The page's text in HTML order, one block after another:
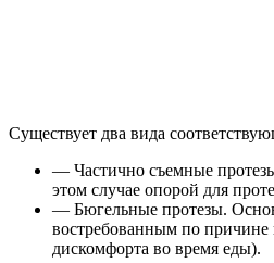
Существует два вида
— Частично съемные
этом случае опорой для
— Бюгельные протезы.
востребованным по причине
дискомфорта во время еды).